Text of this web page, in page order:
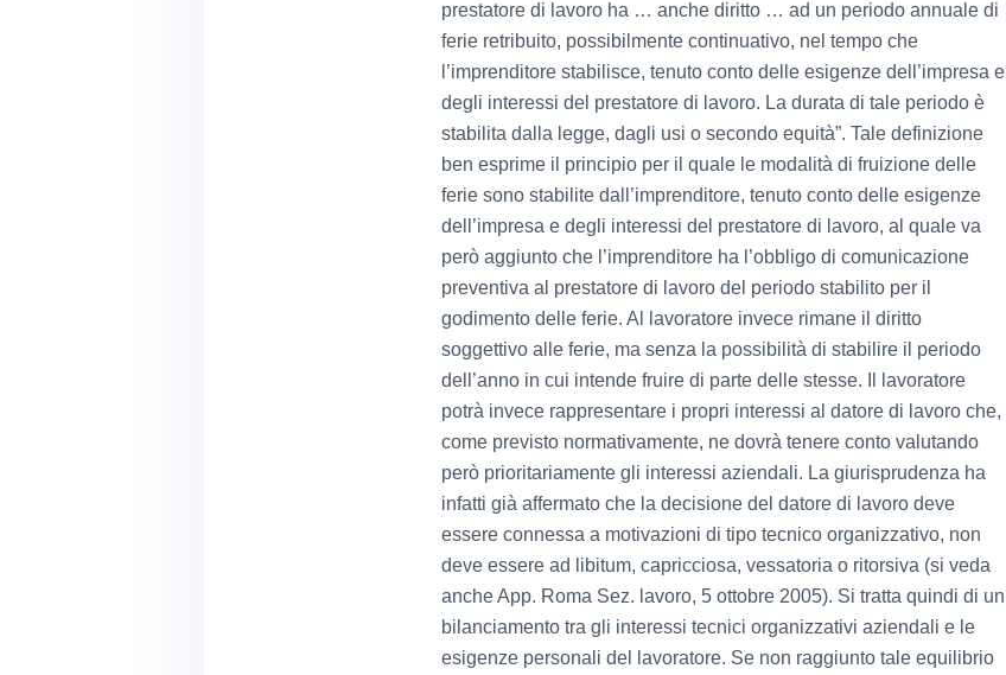
prestatore di lavoro ha … anche diritto … ad un periodo annuale di
ferie retribuito, possibilmente continuativo, nel tempo che
l’imprenditore stabilisce, tenuto conto delle esigenze dell’impresa e
degli interessi del prestatore di lavoro. La durata di tale periodo è
stabilita dalla legge, dagli usi o secondo equità”. Tale definizione
ben esprime il principio per il quale le modalità di fruizione delle
ferie sono stabilite dall’imprenditore, tenuto conto delle esigenze
dell’impresa e degli interessi del prestatore di lavoro, al quale va
però aggiunto che l’imprenditore ha l’obbligo di comunicazione
preventiva al prestatore di lavoro del periodo stabilito per il
godimento delle ferie. Al lavoratore invece rimane il diritto
soggettivo alle ferie, ma senza la possibilità di stabilire il periodo
dell’anno in cui intende fruire di parte delle stesse. Il lavoratore
potrà invece rappresentare i propri interessi al datore di lavoro che,
come previsto normativamente, ne dovrà tenere conto valutando
però prioritariamente gli interessi aziendali. La giurisprudenza ha
infatti già affermato che la decisione del datore di lavoro deve
essere connessa a motivazioni di tipo tecnico organizzativo, non
deve essere ad libitum, capricciosa, vessatoria o ritorsiva (si veda
anche App. Roma Sez. lavoro, 5 ottobre 2005). Si tratta quindi di un
bilanciamento tra gli interessi tecnici organizzativi aziendali e le
esigenze personali del lavoratore. Se non raggiunto tale equilibrio